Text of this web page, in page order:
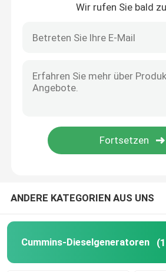
Container-Dieselgenerator
Wir rufen Sie bald
ANDERE KATEGORIEN AUS UNS
Cummins-Dieselgeneratoren